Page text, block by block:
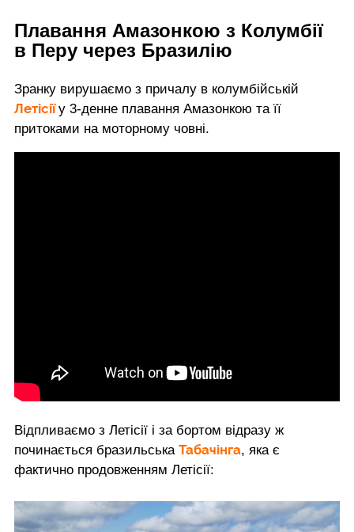
Плавання Амазонкою з Колумбії
в Перу через Бразилію
Зранку вирушаємо з причалу в колумбійській
Летісіїу 3-денне плавання Амазонкою та її
притоками на моторному човні.
Відпливаємо з Летісії і за бортом відразу ж
починається бразильська Табачінга, яка є
фактично продовженням Летісії: